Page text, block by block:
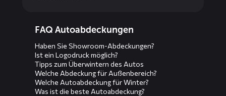
menusFAQ Autoabdeckungen
Haben Sie Showroom-Abdeckungen?
Ist ein Logodruck möglich?
Tipps zum Überwintern des Autos
Welche Abdeckung für Außenbereich?
Welche Autoabdeckung für Winter?
Was ist die beste Autoabdeckung?